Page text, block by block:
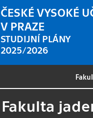
ČESKÉ VYSOKÉ
V PRAZE
STUDIJNÍ PLÁNY
2025/2026
Fakulta